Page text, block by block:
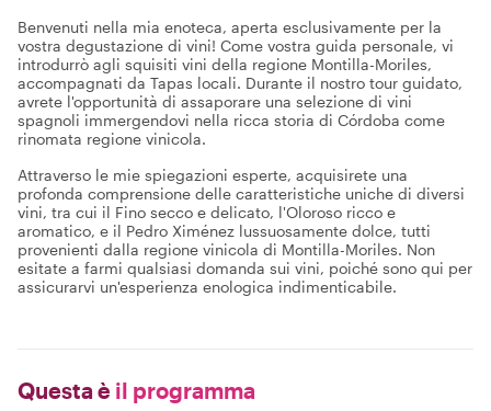
Benvenuti nella mia enoteca, aperta esclusivamente per la
vostra degustazione di vini! Come vostra guida personale, vi
introdurrò agli squisiti vini della regione Montilla-Moriles,
accompagnati da Tapas locali. Durante il nostro tour guidato,
avrete l'opportunità di assaporare una selezione di vini
spagnoli immergendovi nella ricca storia di Córdoba come
rinomata regione vinicola.
Attraverso le mie spiegazioni esperte, acquisirete una
profonda comprensione delle caratteristiche uniche di diversi
vini, tra cui il Fino secco e delicato, l'Oloroso ricco e
aromatico, e il Pedro Ximénez lussuosamente dolce, tutti
provenienti dalla regione vinicola di Montilla-Moriles. Non
esitate a farmi qualsiasi domanda sui vini, poiché sono qui per
assicurarvi un'esperienza enologica indimenticabile.
Questa è il programma